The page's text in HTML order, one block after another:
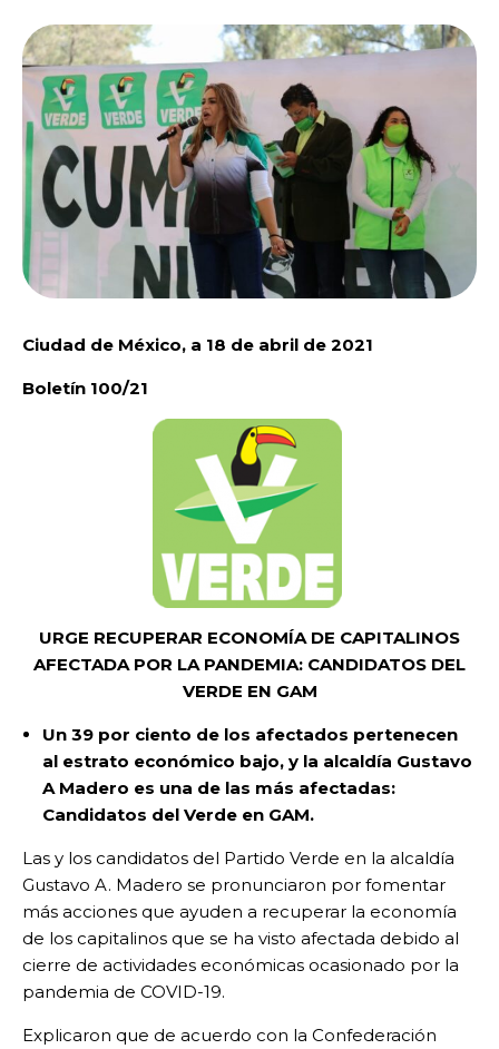
Ciudad de México, a 18 de abril de 2021
Boletín 100/21
URGE RECUPERAR ECONOMÍA DE CAPITALINOS
AFECTADA POR LA PANDEMIA: CANDIDATOS DEL
VERDE EN GAM
Un 39 por ciento de los afectados pertenecen
al estrato económico bajo, y la alcaldía Gustavo
A Madero es una de las más afectadas:
Candidatos del Verde en GAM.
Las y los candidatos del Partido Verde en la alcaldía
Gustavo A. Madero se pronunciaron por fomentar
más acciones que ayuden a recuperar la economía
de los capitalinos que se ha visto afectada debido al
cierre de actividades económicas ocasionado por la
pandemia de COVID-19.
Explicaron que de acuerdo con la Confederación